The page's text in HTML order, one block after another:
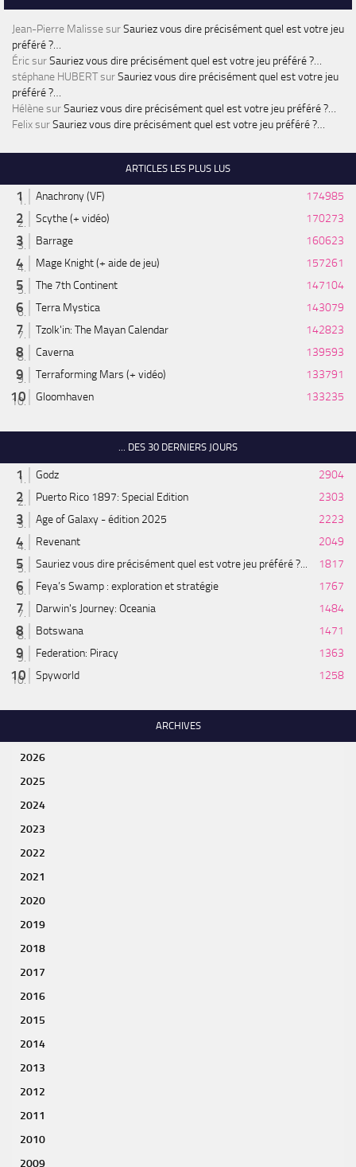
Jean-Pierre MalissesurSauriez vous dire précisément quel est votre jeu
préféré ?…
ÉricsurSauriez vous dire précisément quel est votre jeu préféré ?…
stéphane HUBERTsurSauriez vous dire précisément quel est votre jeu
préféré ?…
HélènesurSauriez vous dire précisément quel est votre jeu préféré ?…
FelixsurSauriez vous dire précisément quel est votre jeu préféré ?…
ARTICLES LES PLUS LUS
Anachrony (VF)
174985
Scythe (+ vidéo)
170273
Barrage
160623
Mage Knight (+ aide de jeu)
157261
The 7th Continent
147104
Terra Mystica
143079
Tzolk'in: The Mayan Calendar
142823
Caverna
139593
Terraforming Mars (+ vidéo)
133791
Gloomhaven
133235
... DES 30 DERNIERS JOURS
Godz
2904
Puerto Rico 1897: Special Edition
2303
Age of Galaxy - édition 2025
2223
Revenant
2049
Sauriez vous dire précisément quel est votre jeu préféré ?...
1817
Feya’s Swamp : exploration et stratégie
1767
Darwin's Journey: Oceania
1484
Botswana
1471
Federation: Piracy
1363
Spyworld
1258
ARCHIVES
2026
2025
2024
2023
2022
2021
2020
2019
2018
2017
2016
2015
2014
2013
2012
2011
2010
2009